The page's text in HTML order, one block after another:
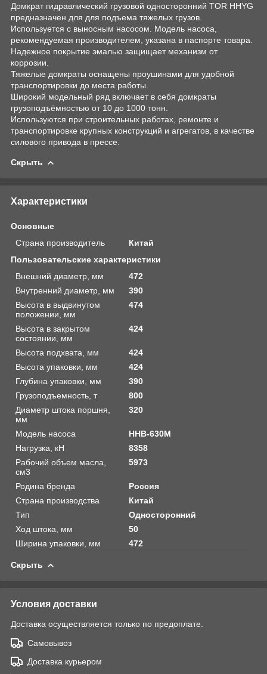
Домкрат гидравлический грузовой односторонний TOR HHYG
предназначен для для подъема тяжелых грузов.
Используется с выносным насосом. Модель насоса,
рекомендуемая производителем, указана в паспорте товара.
Надежное покрытие эмалью защищает механизм от
коррозии.
Тяжелые домкраты оснащены проушинами для удобной
транспортировки до места работы.
Широкий модельный ряд включает в себя домкраты
грузоподъёмностью от 10 до 1000 тонн.
Используются при строительных работах, ремонте и
транспортировке крупных конструкций и агрегатов, в качестве
силового привода в прессе.
Скрыть
Характеристики
Основные
Страна производитель
Китай
Пользовательские характеристики
Внешний диаметр, мм
472
Внутренний диаметр, мм
390
Высота в выдвинутом
положении, мм
474
Высота в закрытом
состоянии, мм
424
Высота подхвата, мм
424
Высота упаковки, мм
424
Глубина упаковки, мм
390
Грузоподъемность, т
800
Диаметр штока поршня,
мм
320
Модель насоса
HHB-630M
Нагрузка, кН
8358
Рабочий объем масла,
см3
5973
Родина бренда
Россия
Страна производства
Китай
Тип
Односторонний
Ход штока, мм
50
Ширина упаковки, мм
472
Скрыть
Условия доставки
Доставка осуществляется только по предоплате.
Самовывоз
Доставка курьером